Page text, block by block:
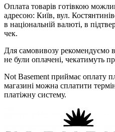
Оплата товарів готівкою
адресою: Київ, вул.
в національній валюті, в
чек.
Для самовивозу рекомендуємо
не були оплачені, чекатимуть
Not Basement приймає оплату
магазині можна сплатити
платіжну систему.